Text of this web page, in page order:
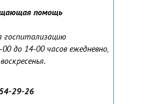
помощь
госпитализацию
до 14-00 часов ежедневно,
29-26